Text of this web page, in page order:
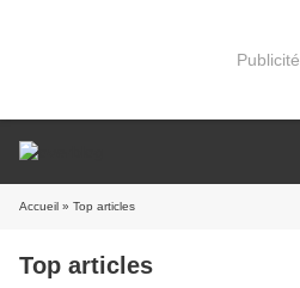
Publicité
Accueil » Top articles
Top articles